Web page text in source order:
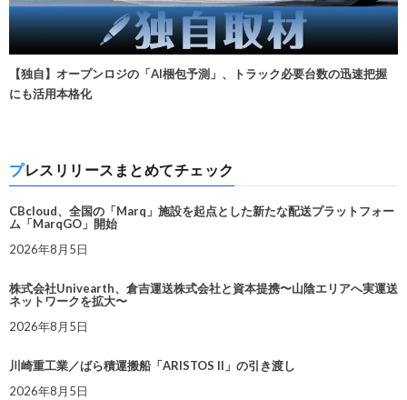
【独自】オープンロジの「AI梱包予測」、トラック必要台数の迅速把握
にも活用本格化
プレスリリースまとめてチェック
CBcloud、全国の「Marq」施設を起点とした新たな配送プラットフォー
ム「MarqGO」開始
2026年8月5日
株式会社Univearth、倉吉運送株式会社と資本提携〜山陰エリアへ実運送
ネットワークを拡大〜
2026年8月5日
川崎重工業／ばら積運搬船「ARISTOS II」の引き渡し
2026年8月5日